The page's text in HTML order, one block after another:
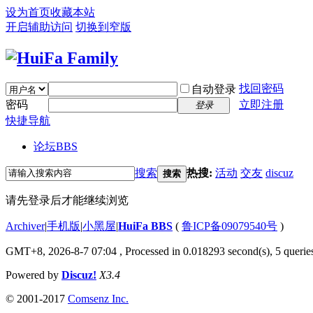
设为首页收藏本站
开启辅助访问 切换到窄版
自动登录 找回密码
密码
登录
立即注册
快捷导航
论坛BBS
搜索 搜索 热搜: 活动 交友 discuz
请先登录后才能继续浏览
Archiver|手机版|小黑屋|HuiFa BBS ( 鲁ICP备09079540号 )
GMT+8, 2026-8-7 07:04 , Processed in 0.018293 second(s), 5
Powered by Discuz! X3.4
© 2001-2017 Comsenz Inc.